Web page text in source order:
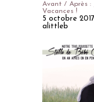
Avant / Après :
Vacances !
5 octobre 2017
alittleb